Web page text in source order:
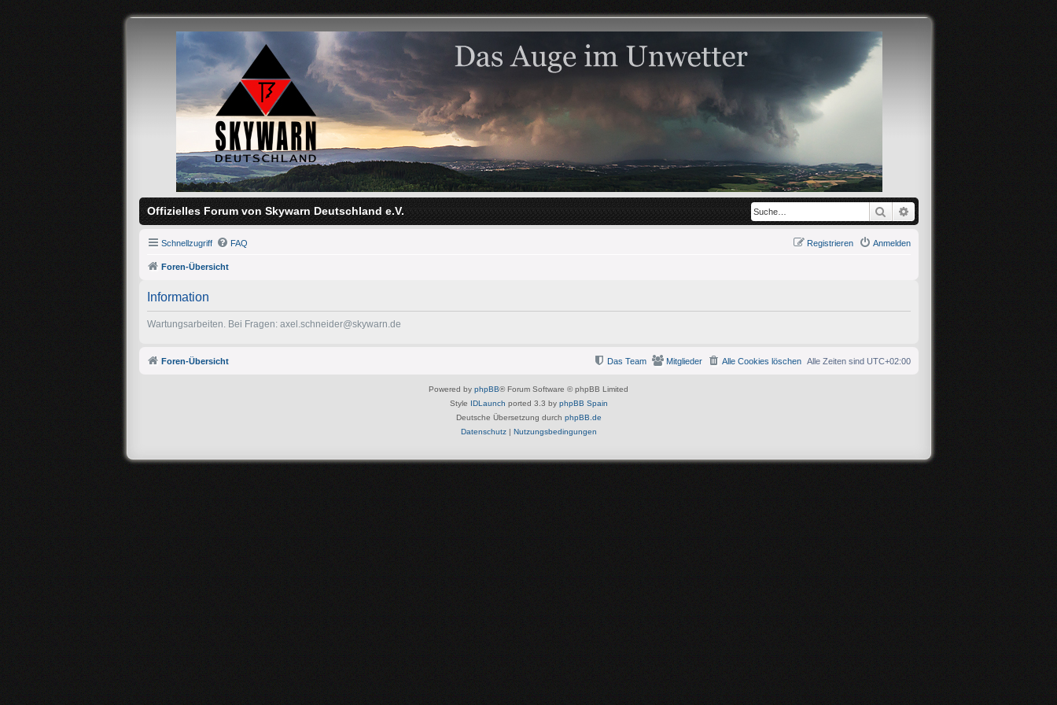
Offizielles Forum von Skywarn Deutschland e.V. Suche
Schnellzugriff FAQ Anmelden
Registrieren
Foren-Übersicht
Information
Wartungsarbeiten. Bei Fragen: axel.schneider@skywarn.de
Foren-Übersicht Alle Zeiten sind UTC+02:00
Alle Cookies löschen
Mitglieder
Das Team
Powered by phpBB® Forum Software © phpBB Limited
Style IDLaunch ported 3.3 by phpBB Spain
Deutsche Übersetzung durch phpBB.de
Datenschutz| Nutzungsbedingungen